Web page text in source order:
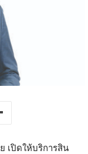
เปิดให้บริการสิน